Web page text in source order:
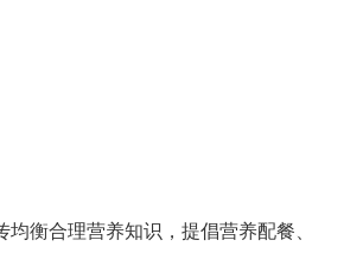
衡合理营养知识，提倡营养配餐、